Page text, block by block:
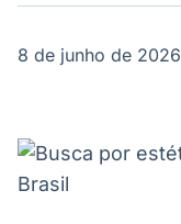
8 de junho de 2026